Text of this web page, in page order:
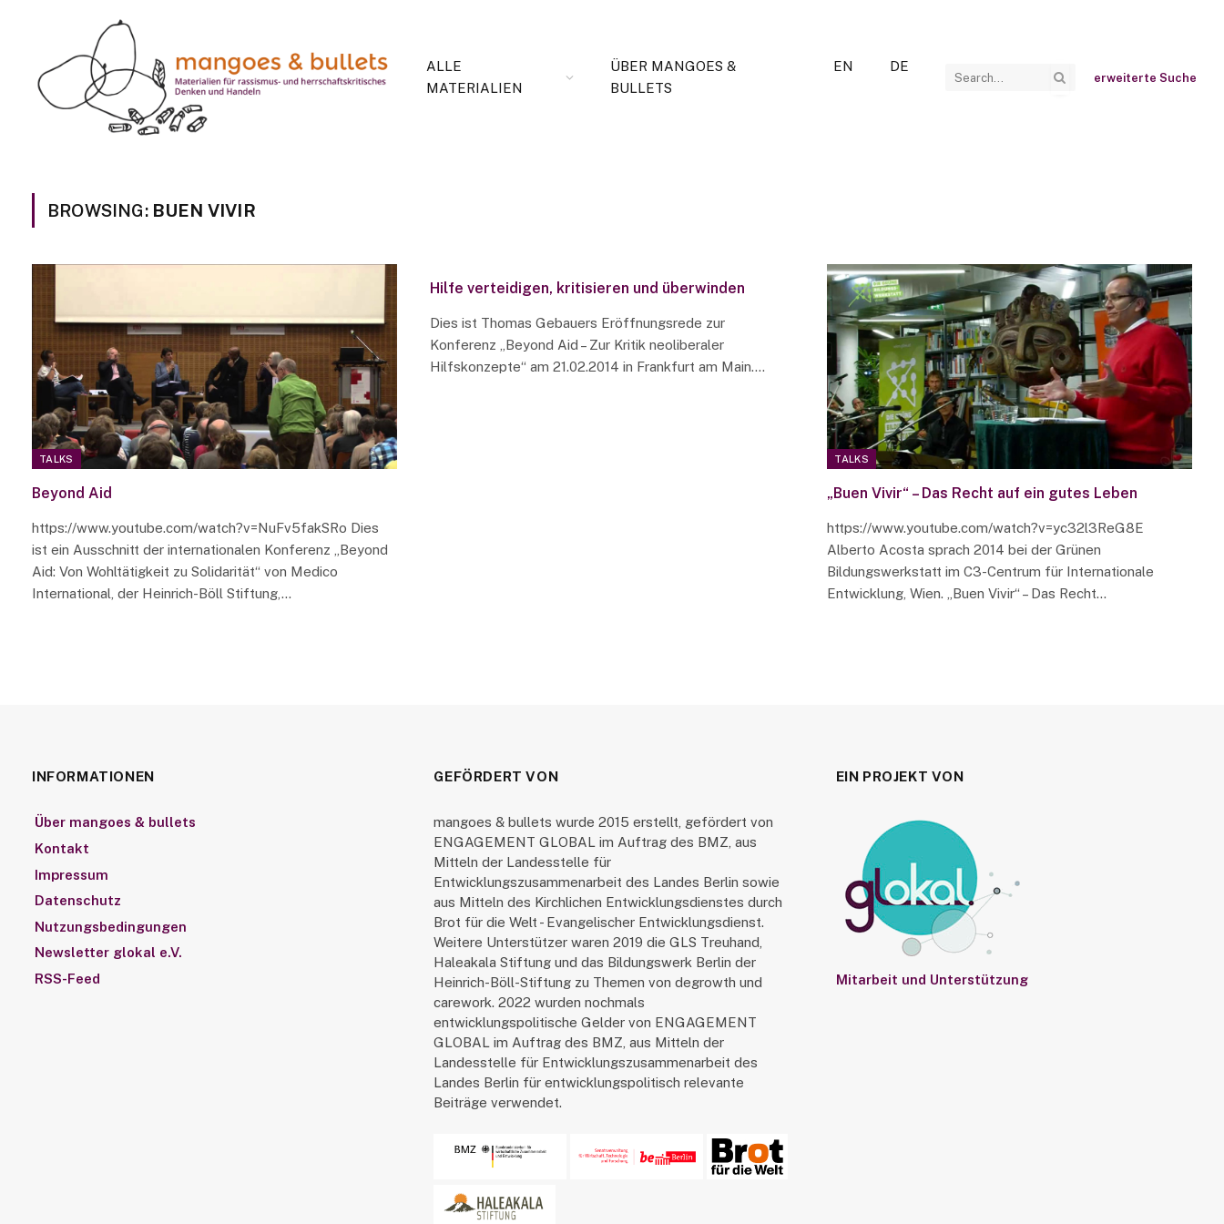
ALLE
MATERIALIEN
ÜBER MANGOES &
BULLETS
EN DE
erweiterte Suche
BROWSING: BUEN VIVIR
TALKS
Beyond Aid
https://www.youtube.com/watch?v=NuFv5fakSRo Dies
ist ein Ausschnitt der internationalen Konferenz „Beyond
Aid: Von Wohltätigkeit zu Solidarität“ von Medico
International, der Heinrich-Böll Stiftung,…
Hilfe verteidigen, kritisieren und überwinden
Dies ist Thomas Gebauers Eröffnungsrede zur
Konferenz „Beyond Aid – Zur Kritik neoliberaler
Hilfskonzepte“ am 21.02.2014 in Frankfurt am Main.…
TALKS
„Buen Vivir“ – Das Recht auf ein gutes Leben
https://www.youtube.com/watch?v=yc32l3ReG8E
Alberto Acosta sprach 2014 bei der Grünen
Bildungswerkstatt im C3-Centrum für Internationale
Entwicklung, Wien. „Buen Vivir“ – Das Recht…
INFORMATIONEN
Über mangoes & bullets
Kontakt
Impressum
Datenschutz
Nutzungsbedingungen
Newsletter glokal e.V.
RSS-Feed
GEFÖRDERT VON
mangoes & bullets wurde 2015 erstellt, gefördert von
ENGAGEMENT GLOBAL im Auftrag des BMZ, aus
Mitteln der Landesstelle für
Entwicklungszusammenarbeit des Landes Berlin sowie
aus Mitteln des Kirchlichen Entwicklungsdienstes durch
Brot für die Welt - Evangelischer Entwicklungsdienst.
Weitere Unterstützer waren 2019 die GLS Treuhand,
Haleakala Stiftung und das Bildungswerk Berlin der
Heinrich-Böll-Stiftung zu Themen von degrowth und
carework. 2022 wurden nochmals
entwicklungspolitische Gelder von ENGAGEMENT
GLOBAL im Auftrag des BMZ, aus Mitteln der
Landesstelle für Entwicklungszusammenarbeit des
Landes Berlin für entwicklungspolitisch relevante
Beiträge verwendet.
EIN PROJEKT VON
Mitarbeit und Unterstützung